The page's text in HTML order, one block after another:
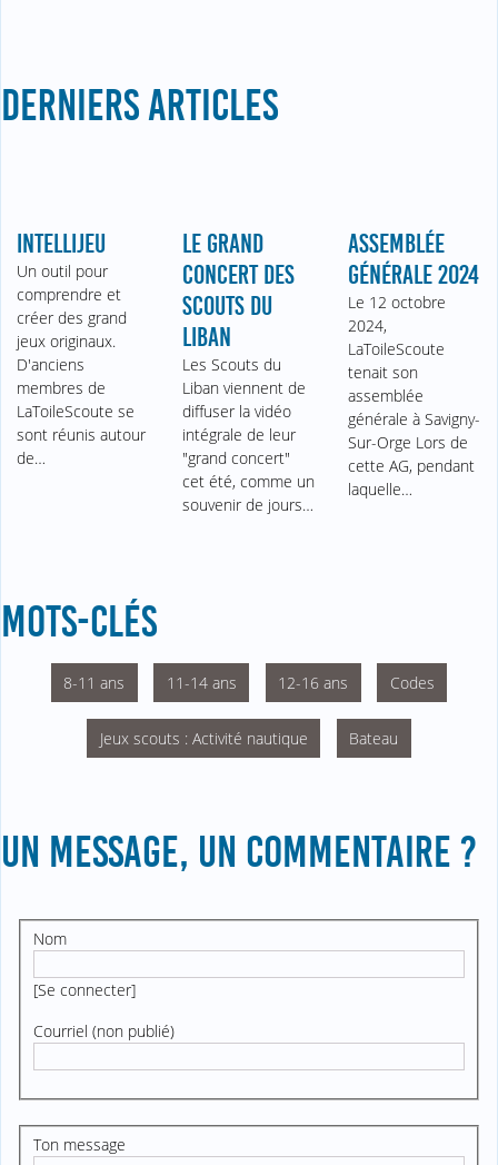
DERNIERS ARTICLES
INTELLIJEU
Un outil pour
comprendre et
créer des grand
jeux originaux.
D'anciens
membres de
LaToileScoute se
sont réunis autour
de…
LE GRAND
CONCERT DES
SCOUTS DU
LIBAN
Les Scouts du
Liban viennent de
diffuser la vidéo
intégrale de leur
"grand concert"
cet été, comme un
souvenir de jours…
ASSEMBLÉE
GÉNÉRALE 2024
Le 12 octobre
2024,
LaToileScoute
tenait son
assemblée
générale à Savigny-
Sur-Orge Lors de
cette AG, pendant
laquelle…
MOTS-CLÉS
8-11 ans 11-14 ans 12-16 ans Codes
Jeux scouts : Activité nautique Bateau
UN MESSAGE, UN COMMENTAIRE ?
Nom
[Se connecter]
Courriel (non publié)
Ton message